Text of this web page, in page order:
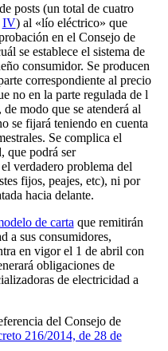
posts (un total de cuatro
IV) al «lío eléctrico» que
en el Consejo de
se establece el sistema de
consumidor. Se producen
correspondiente al precio
no en la parte regulada de l
modo que se atenderá al
se fijará teniendo en cuenta
Se complica el
que podrá ser
verdadero problema del
fijos, peajes, etc), ni por
hacia delante.
de carta que remitirán
a sus consumidores,
en vigor el 1 de abril con
obligaciones de
de electricidad a
del Consejo de
216/2014, de 28 de